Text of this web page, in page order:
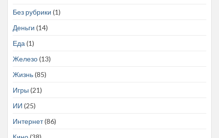
Без рубрики (1)
Деньги (14)
Еда(1)
Железо(13)
Жизнь(85)
Игры (21)
ИИ (25)
Интернет(86)